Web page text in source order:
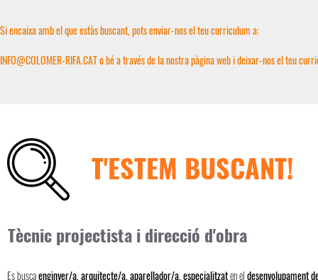
Si encaixa amb el que estàs buscant, pots enviar-nos el teu curriculum a:
INFO@COLOMER-RIFA.CATo bé a través de la nostra pàgina web i deixar-nos el teu
T'ESTEM BUSCANT!
Tècnic projectista i direcció d'obra
Es buscaenginyer/a, arquitecte/a, aparellador/a, especialitzaten eldesenvolupament